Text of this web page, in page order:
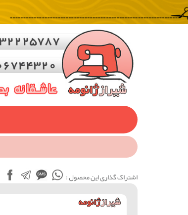
اشتراک گذاری این محصول :